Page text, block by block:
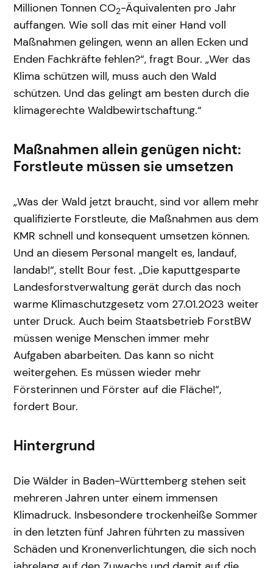
Millionen Tonnen CO2-Äquivalenten pro Jahr
auffangen. Wie soll das mit einer Hand voll
Maßnahmen gelingen, wenn an allen Ecken und
Enden Fachkräfte fehlen?“, fragt Bour. „Wer das
Klima schützen will, muss auch den Wald
schützen. Und das gelingt am besten durch die
klimagerechte Waldbewirtschaftung.“
Maßnahmen allein genügen nicht:
Forstleute müssen sie umsetzen
„Was der Wald jetzt braucht, sind vor allem mehr
qualifizierte Forstleute, die Maßnahmen aus dem
KMR schnell und konsequent umsetzen können.
Und an diesem Personal mangelt es, landauf,
landab!“, stellt Bour fest. „Die kaputtgesparte
Landesforstverwaltung gerät durch das noch
warme Klimaschutzgesetz vom 27.01.2023 weiter
unter Druck. Auch beim Staatsbetrieb ForstBW
müssen wenige Menschen immer mehr
Aufgaben abarbeiten. Das kann so nicht
weitergehen. Es müssen wieder mehr
Försterinnen und Förster auf die Fläche!“,
fordert Bour.
Hintergrund
Die Wälder in Baden-Württemberg stehen seit
mehreren Jahren unter einem immensen
Klimadruck. Insbesondere trockenheiße Sommer
in den letzten fünf Jahren führten zu massiven
Schäden und Kronenverlichtungen, die sich noch